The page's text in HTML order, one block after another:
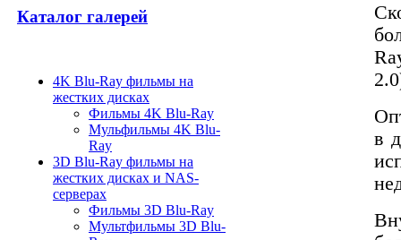
Каталог галерей
4K Blu-Ray фильмы на
жестких дисках
Фильмы 4K Blu-Ray
Мульфильмы 4K Blu-
Ray
3D Blu-Ray фильмы на
жестких дисках и NAS-
серверах
Фильмы 3D Blu-Ray
Мультфильмы 3D Blu-
в